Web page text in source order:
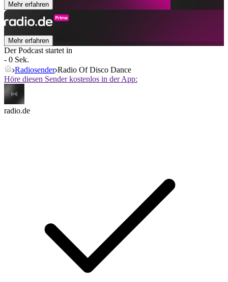
Mehr erfahren
Mehr erfahren
Der Podcast startet in
- 0 Sek.
Radiosender Radio Of Disco Dance
Höre diesen Sender kostenlos in der App:
radio.de